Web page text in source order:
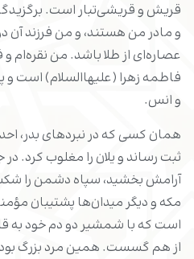
قریش و قریشی‌تبار است.
و مادر من هستند، و من فرزند آن
عصاره‌ای از طلا باشد. من نقره‌ام
فاطمه زهرا (علیهاالسلام) است و
و انس.
همان کسی که در نبردهای بدر،
ثبت رساند و یلان را مغلوب کرد.
آرامش بخشید، سپاه دشمن را
مکه و دیگر میدان‌ها پشتیبان
است که با شمشیر دو دم خود
از هم گسست. همین مرد بزرگ بود